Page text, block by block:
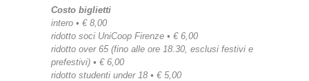
Costo biglietti
intero • € 8,00
ridotto soci UniCoop Firenze • € 6,00
ridotto over 65 (fino alle ore 18.30, esclusi festivi e
prefestivi) • € 6,00
ridotto studenti under 18 • € 5,00